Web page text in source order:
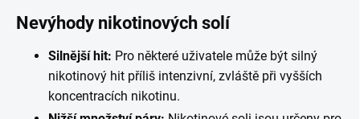
Nevýhody nikotinových solí
Silnější hit: Pro některé uživatele může být silný
nikotinový hit příliš intenzivní, zvláště při vyšších
koncentracích nikotinu.